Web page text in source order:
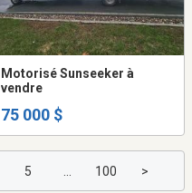
Motorisé Sunseeker à
vendre
75 000 $
5 100 >